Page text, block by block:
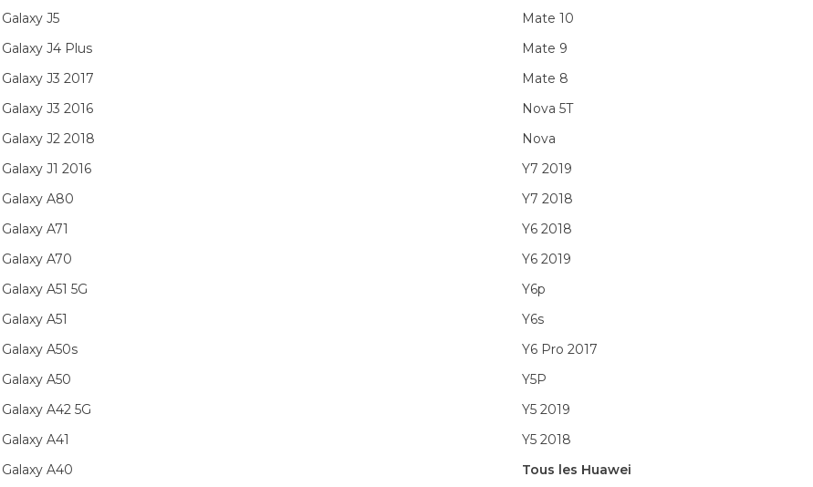
Galaxy J5
Galaxy J4 Plus
Galaxy J3 2017
Galaxy J3 2016
Galaxy J2 2018
Galaxy J1 2016
Galaxy A80
Galaxy A71
Galaxy A70
Galaxy A51 5G
Galaxy A51
Galaxy A50s
Galaxy A50
Galaxy A42 5G
Galaxy A41
Galaxy A40
Mate 10
Mate 9
Mate 8
Nova 5T
Nova
Y7 2019
Y7 2018
Y6 2018
Y6 2019
Y6p
Y6s
Y6 Pro 2017
Y5P
Y5 2019
Y5 2018
Tous les Huawei